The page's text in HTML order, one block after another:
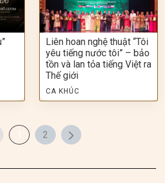
Liên hoan nghệ thuật “Tôi
yêu tiếng nước tôi” – bảo
tồn và lan tỏa tiếng Việt ra
Thế giới
CA KHÚC
1 2